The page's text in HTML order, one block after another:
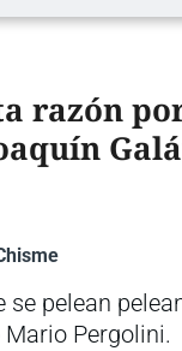
razón
se pelean
Mario Pergolini.